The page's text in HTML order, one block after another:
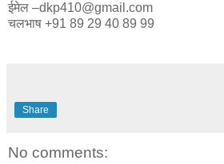
ईमेल –dkp410@gmail.com
चलभाष +91 89 29 40 89 99
Share
No comments: